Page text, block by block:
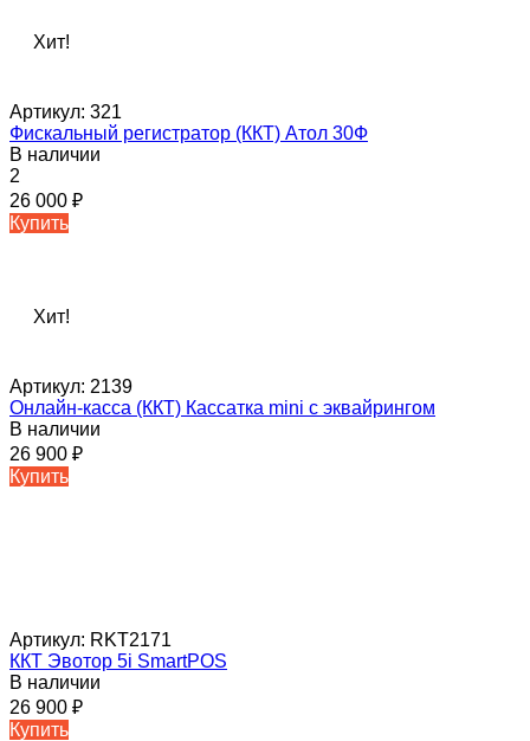
Хит!
Артикул: 321
Фискальный регистратор (ККТ) Атол 30Ф
В наличии
2
26 000 ₽
Купить
Хит!
Артикул: 2139
Онлайн-касса (ККТ) Кассатка mini c эквайрингом
В наличии
26 900 ₽
Купить
Артикул: RKT2171
ККТ Эвотор 5i SmartPOS
В наличии
26 900 ₽
Купить